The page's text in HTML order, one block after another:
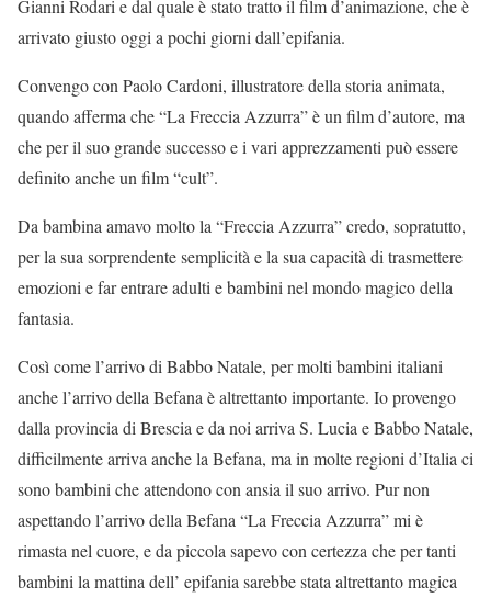
Gianni Rodari e dal quale è stato tratto il film d’animazione, che è
arrivato giusto oggi a pochi giorni dall’epifania.
Convengo con Paolo Cardoni, illustratore della storia animata,
quando afferma che “La Freccia Azzurra” è un film d’autore, ma
che per il suo grande successo e i vari apprezzamenti può essere
definito anche un film “cult”.
Da bambina amavo molto la “Freccia Azzurra” credo, sopratutto,
per la sua sorprendente semplicità e la sua capacità di trasmettere
emozioni e far entrare adulti e bambini nel mondo magico della
fantasia.
Così come l’arrivo di Babbo Natale, per molti bambini italiani
anche l’arrivo della Befana è altrettanto importante. Io provengo
dalla provincia di Brescia e da noi arriva S. Lucia e Babbo Natale,
difficilmente arriva anche la Befana, ma in molte regioni d’Italia ci
sono bambini che attendono con ansia il suo arrivo. Pur non
aspettando l’arrivo della Befana “La Freccia Azzurra” mi è
rimasta nel cuore, e da piccola sapevo con certezza che per tanti
bambini la mattina dell’ epifania sarebbe stata altrettanto magica